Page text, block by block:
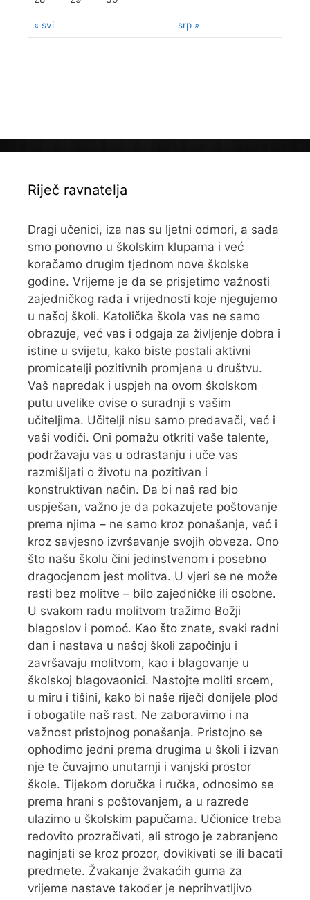
« svi srp »
Riječ ravnatelja
Dragi učenici, iza nas su ljetni odmori, a sada
smo ponovno u školskim klupama i već
koračamo drugim tjednom nove školske
godine. Vrijeme je da se prisjetimo važnosti
zajedničkog rada i vrijednosti koje njegujemo
u našoj školi. Katolička škola vas ne samo
obrazuje, već vas i odgaja za življenje dobra i
istine u svijetu, kako biste postali aktivni
promicatelji pozitivnih promjena u društvu.
Vaš napredak i uspjeh na ovom školskom
putu uvelike ovise o suradnji s vašim
učiteljima. Učitelji nisu samo predavači, već i
vaši vodiči. Oni pomažu otkriti vaše talente,
podržavaju vas u odrastanju i uče vas
razmišljati o životu na pozitivan i
konstruktivan način. Da bi naš rad bio
uspješan, važno je da pokazujete poštovanje
prema njima – ne samo kroz ponašanje, već i
kroz savjesno izvršavanje svojih obveza. Ono
što našu školu čini jedinstvenom i posebno
dragocjenom jest molitva. U vjeri se ne može
rasti bez molitve – bilo zajedničke ili osobne.
U svakom radu molitvom tražimo Božji
blagoslov i pomoć. Kao što znate, svaki radni
dan i nastava u našoj školi započinju i
završavaju molitvom, kao i blagovanje u
školskoj blagovaonici. Nastojte moliti srcem,
u miru i tišini, kako bi naše riječi donijele plod
i obogatile naš rast. Ne zaboravimo i na
važnost pristojnog ponašanja. Pristojno se
ophodimo jedni prema drugima u školi i izvan
nje te čuvajmo unutarnji i vanjski prostor
škole. Tijekom doručka i ručka, odnosimo se
prema hrani s poštovanjem, a u razrede
ulazimo u školskim papučama. Učionice treba
redovito prozračivati, ali strogo je zabranjeno
naginjati se kroz prozor, dovikivati se ili bacati
predmete. Žvakanje žvakaćih guma za
vrijeme nastave također je neprihvatljivo